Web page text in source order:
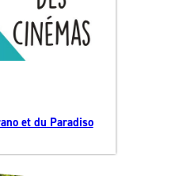
et du Paradiso